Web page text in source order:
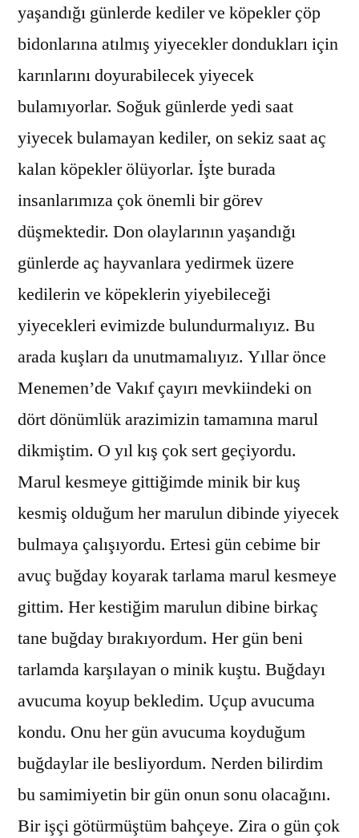
yaşandığı günlerde kediler ve köpekler çöp
bidonlarına atılmış yiyecekler dondukları için
karınlarını doyurabilecek yiyecek
bulamıyorlar. Soğuk günlerde yedi saat
yiyecek bulamayan kediler, on sekiz saat aç
kalan köpekler ölüyorlar. İşte burada
insanlarımıza çok önemli bir görev
düşmektedir. Don olaylarının yaşandığı
günlerde aç hayvanlara yedirmek üzere
kedilerin ve köpeklerin yiyebileceği
yiyecekleri evimizde bulundurmalıyız. Bu
arada kuşları da unutmamalıyız. Yıllar önce
Menemen’de Vakıf çayırı mevkiindeki on
dört dönümlük arazimizin tamamına marul
dikmiştim. O yıl kış çok sert geçiyordu.
Marul kesmeye gittiğimde minik bir kuş
kesmiş olduğum her marulun dibinde yiyecek
bulmaya çalışıyordu. Ertesi gün cebime bir
avuç buğday koyarak tarlama marul kesmeye
gittim. Her kestiğim marulun dibine birkaç
tane buğday bırakıyordum. Her gün beni
tarlamda karşılayan o minik kuştu. Buğdayı
avucuma koyup bekledim. Uçup avucuma
kondu. Onu her gün avucuma koyduğum
buğdaylar ile besliyordum. Nerden bilirdim
bu samimiyetin bir gün onun sonu olacağını.
Bir işçi götürmüştüm bahçeye. Zira o gün çok